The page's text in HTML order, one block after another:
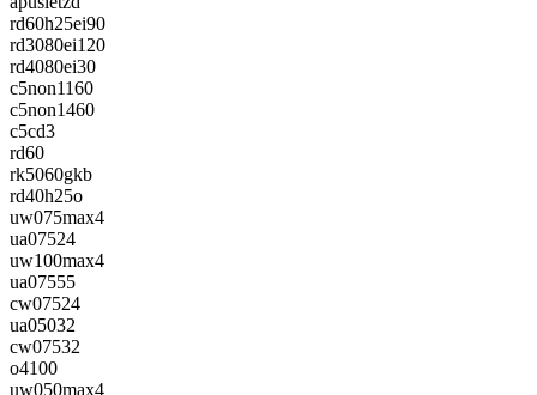
rd60h25ei90
rd3080ei120
rd4080ei30
c5non1160
c5non1460
c5cd3
rd60
rk5060gkb
rd40h25o
uw075max4
ua07524
uw100max4
ua07555
cw07524
ua05032
cw07532
o4100
uw050max4